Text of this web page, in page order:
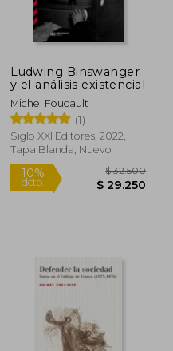
10%
dcto.
Ludwing Binswanger
y el análisis existencial
Michel Foucault
(1)
Siglo XXI Editores, 2022,
Tapa Blanda, Nuevo